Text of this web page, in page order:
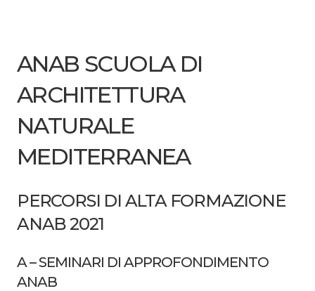
ANAB SCUOLA DI
ARCHITETTURA
NATURALE
MEDITERRANEA
PERCORSI DI ALTA FORMAZIONE
ANAB 2021
A – SEMINARI DI APPROFONDIMENTO
ANAB